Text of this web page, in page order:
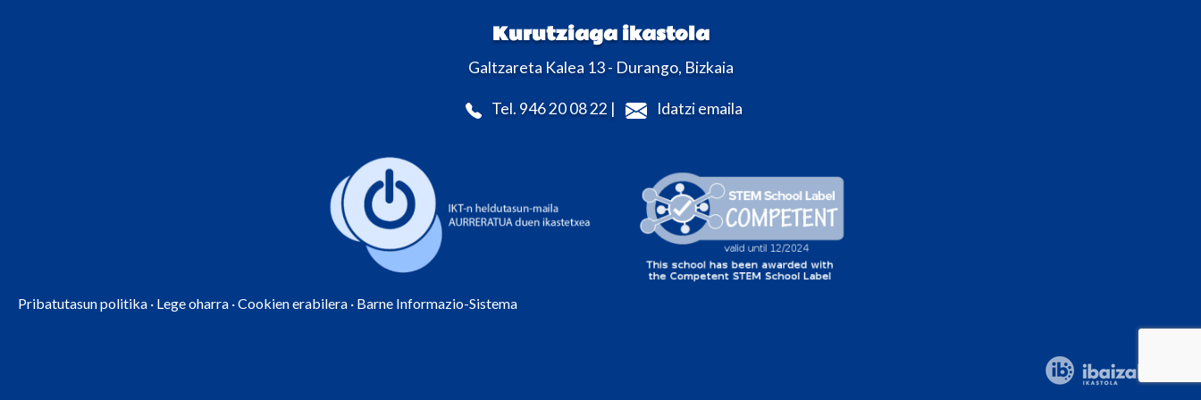
Kurutziaga ikastola
Galtzareta Kalea 13 - Durango, Bizkaia
Tel. 946 20 08 22 | Idatzi emaila
Pribatutasun politika · Lege oharra ·Cookien erabilera · Barne Informazio-Sistema